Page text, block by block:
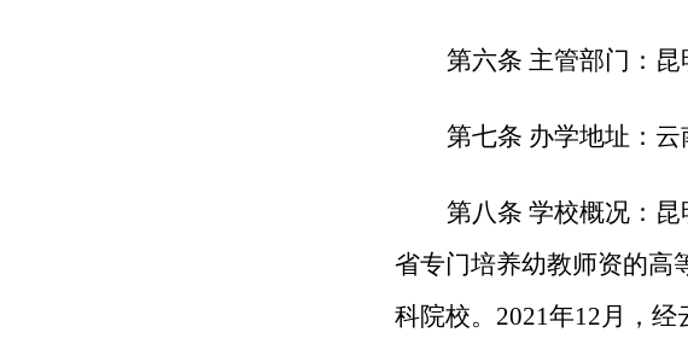
第六条 主管部门：
第七条 办学地址：
第八条 学校概况：
省专门培养幼教师资的高
科院校。2021年12月，